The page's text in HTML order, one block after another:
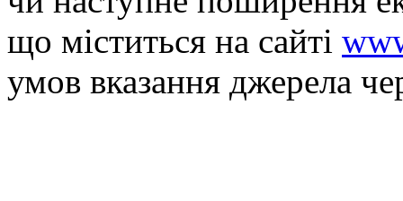
що мiститься на сайті
умов вказання джерела